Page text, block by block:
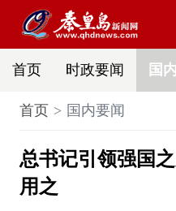
首页 时政要闻 国
首页 国内要闻
总书记引领强国
用之